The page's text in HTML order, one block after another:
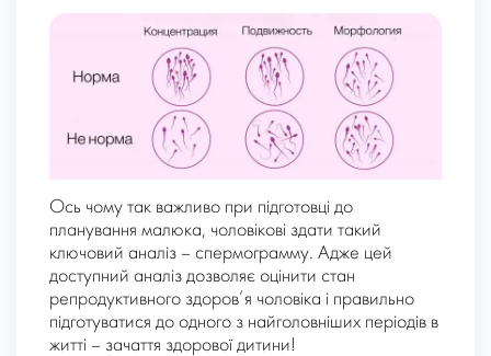
Ось чому так важливо при підготовці до
планування малюка, чоловікові здати такий
ключовий аналіз – спермограмму. Адже цей
доступний аналіз дозволяє оцінити стан
репродуктивного здоров’я чоловіка і правильно
підготуватися до одного з найголовніших періодів в
житті – зачаття здорової дитини!